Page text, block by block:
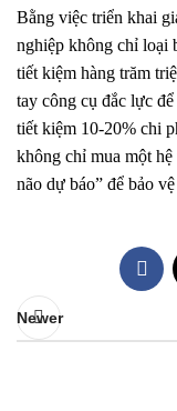
Bằng việc triển khai
nghiệp không chỉ loại
tiết kiệm hàng trăm
tay công cụ đắc lực
tiết kiệm 10-20% chi
không chỉ mua một
não dự báo” để bảo
Newer